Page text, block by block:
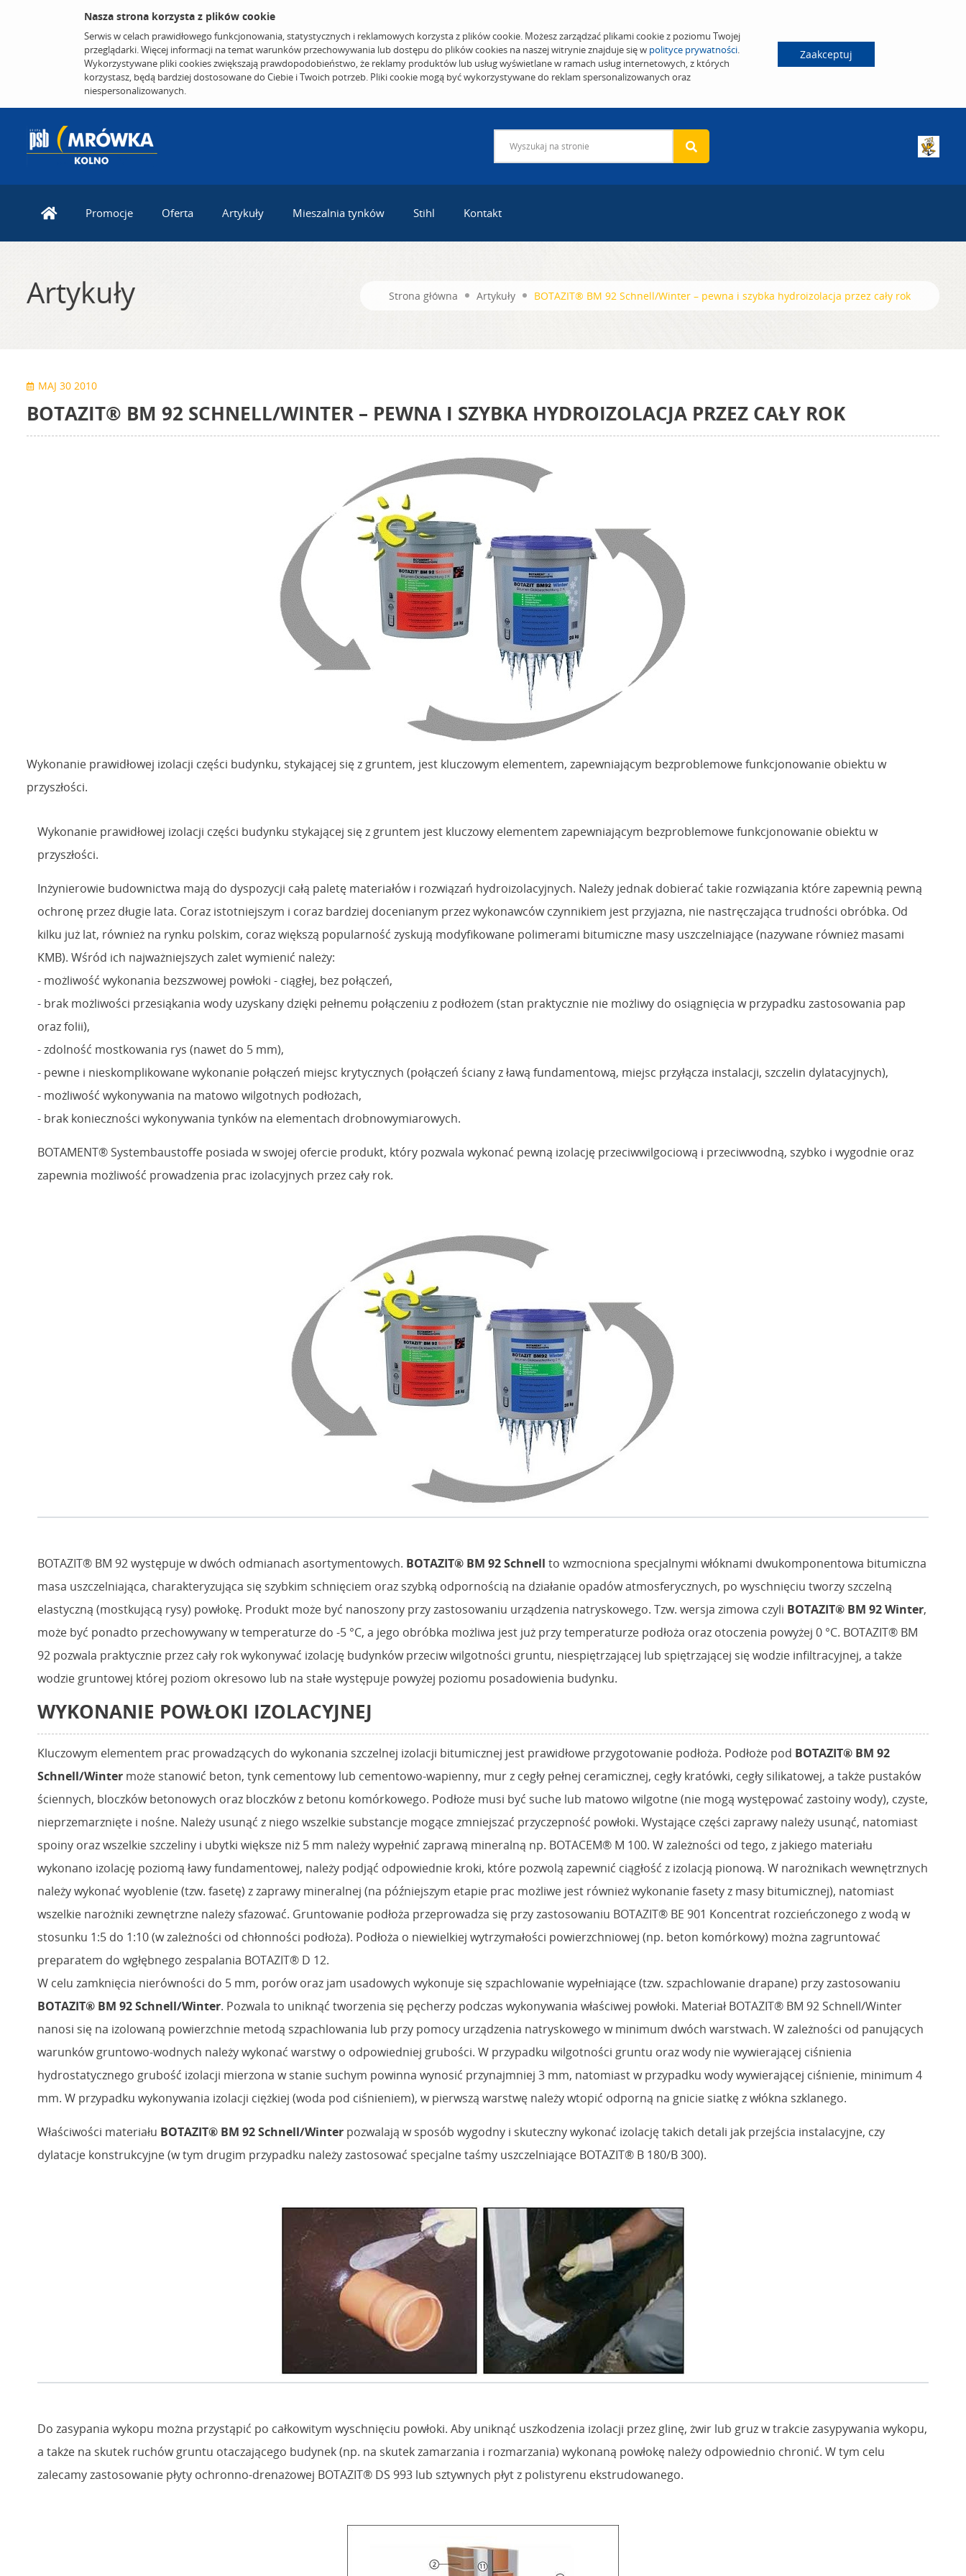
Nasza strona korzysta z plików cookie
Serwis w celach prawidłowego funkcjonowania, statystycznych i reklamowych korzysta z plików cookie. Możesz zarządzać plikami cookie z poziomu Twojej
przeglądarki. Więcej informacji na temat warunków przechowywania lub dostępu do plików cookies na naszej witrynie znajduje się w polityce prywatności.
Wykorzystywane pliki cookies zwiększają prawdopodobieństwo, że reklamy produktów lub usług wyświetlane w ramach usług internetowych, z których
korzystasz, będą bardziej dostosowane do Ciebie i Twoich potrzeb. Pliki cookie mogą być wykorzystywane do reklam spersonalizowanych oraz
niespersonalizowanych.
Zaakceptuj
Promocje Oferta Artykuły Mieszalnia tynków Stihl Kontakt
Artykuły Strona główna Artykuły BOTAZIT® BM 92 Schnell/Winter – pewna i szybka hydroizolacja przez cały rok
MAJ 30 2010
BOTAZIT® BM 92 SCHNELL/WINTER – PEWNA I SZYBKA HYDROIZOLACJA PRZEZ CAŁY ROK
Wykonanie prawidłowej izolacji części budynku, stykającej się z gruntem, jest kluczowym elementem, zapewniającym bezproblemowe funkcjonowanie obiektu w
przyszłości.
Wykonanie prawidłowej izolacji części budynku stykającej się z gruntem jest kluczowy elementem zapewniającym bezproblemowe funkcjonowanie obiektu w
przyszłości.
Inżynierowie budownictwa mają do dyspozycji całą paletę materiałów i rozwiązań hydroizolacyjnych. Należy jednak dobierać takie rozwiązania które zapewnią pewną
ochronę przez długie lata. Coraz istotniejszym i coraz bardziej docenianym przez wykonawców czynnikiem jest przyjazna, nie nastręczająca trudności obróbka. Od
kilku już lat, również na rynku polskim, coraz większą popularność zyskują modyfikowane polimerami bitumiczne masy uszczelniające (nazywane również masami
KMB). Wśród ich najważniejszych zalet wymienić należy:
- możliwość wykonania bezszwowej powłoki - ciągłej, bez połączeń,
- brak możliwości przesiąkania wody uzyskany dzięki pełnemu połączeniu z podłożem (stan praktycznie nie możliwy do osiągnięcia w przypadku zastosowania pap
oraz folii),
- zdolność mostkowania rys (nawet do 5 mm),
- pewne i nieskomplikowane wykonanie połączeń miejsc krytycznych (połączeń ściany z ławą fundamentową, miejsc przyłącza instalacji, szczelin dylatacyjnych),
- możliwość wykonywania na matowo wilgotnych podłożach,
- brak konieczności wykonywania tynków na elementach drobnowymiarowych.
BOTAMENT® Systembaustoffe posiada w swojej ofercie produkt, który pozwala wykonać pewną izolację przeciwwilgociową i przeciwwodną, szybko i wygodnie oraz
zapewnia możliwość prowadzenia prac izolacyjnych przez cały rok.
BOTAZIT® BM 92 występuje w dwóch odmianach asortymentowych. BOTAZIT® BM 92 Schnell to wzmocniona specjalnymi włóknami dwukomponentowa bitumiczna
masa uszczelniająca, charakteryzująca się szybkim schnięciem oraz szybką odpornością na działanie opadów atmosferycznych, po wyschnięciu tworzy szczelną
elastyczną (mostkującą rysy) powłokę. Produkt może być nanoszony przy zastosowaniu urządzenia natryskowego. Tzw. wersja zimowa czyli BOTAZIT® BM 92 Winter,
może być ponadto przechowywany w temperaturze do -5 °C, a jego obróbka możliwa jest już przy temperaturze podłoża oraz otoczenia powyżej 0 °C. BOTAZIT® BM
92 pozwala praktycznie przez cały rok wykonywać izolację budynków przeciw wilgotności gruntu, niespiętrzającej lub spiętrzającej się wodzie infiltracyjnej, a także
wodzie gruntowej której poziom okresowo lub na stałe występuje powyżej poziomu posadowienia budynku.
WYKONANIE POWŁOKI IZOLACYJNEJ
Kluczowym elementem prac prowadzących do wykonania szczelnej izolacji bitumicznej jest prawidłowe przygotowanie podłoża. Podłoże pod BOTAZIT® BM 92
Schnell/Winter może stanowić beton, tynk cementowy lub cementowo-wapienny, mur z cegły pełnej ceramicznej, cegły kratówki, cegły silikatowej, a także pustaków
ściennych, bloczków betonowych oraz bloczków z betonu komórkowego. Podłoże musi być suche lub matowo wilgotne (nie mogą występować zastoiny wody), czyste,
nieprzemarznięte i nośne. Należy usunąć z niego wszelkie substancje mogące zmniejszać przyczepność powłoki. Wystające części zaprawy należy usunąć, natomiast
spoiny oraz wszelkie szczeliny i ubytki większe niż 5 mm należy wypełnić zaprawą mineralną np. BOTACEM® M 100. W zależności od tego, z jakiego materiału
wykonano izolację poziomą ławy fundamentowej, należy podjąć odpowiednie kroki, które pozwolą zapewnić ciągłość z izolacją pionową. W narożnikach wewnętrznych
należy wykonać wyoblenie (tzw. fasetę) z zaprawy mineralnej (na późniejszym etapie prac możliwe jest również wykonanie fasety z masy bitumicznej), natomiast
wszelkie narożniki zewnętrzne należy sfazować. Gruntowanie podłoża przeprowadza się przy zastosowaniu BOTAZIT® BE 901 Koncentrat rozcieńczonego z wodą w
stosunku 1:5 do 1:10 (w zależności od chłonności podłoża). Podłoża o niewielkiej wytrzymałości powierzchniowej (np. beton komórkowy) można zagruntować
preparatem do wgłębnego zespalania BOTAZIT® D 12.
W celu zamknięcia nierówności do 5 mm, porów oraz jam usadowych wykonuje się szpachlowanie wypełniające (tzw. szpachlowanie drapane) przy zastosowaniu
BOTAZIT® BM 92 Schnell/Winter. Pozwala to uniknąć tworzenia się pęcherzy podczas wykonywania właściwej powłoki. Materiał BOTAZIT® BM 92 Schnell/Winter
nanosi się na izolowaną powierzchnie metodą szpachlowania lub przy pomocy urządzenia natryskowego w minimum dwóch warstwach. W zależności od panujących
warunków gruntowo-wodnych należy wykonać warstwy o odpowiedniej grubości. W przypadku wilgotności gruntu oraz wody nie wywierającej ciśnienia
hydrostatycznego grubość izolacji mierzona w stanie suchym powinna wynosić przynajmniej 3 mm, natomiast w przypadku wody wywierającej ciśnienie, minimum 4
mm. W przypadku wykonywania izolacji ciężkiej (woda pod ciśnieniem), w pierwszą warstwę należy wtopić odporną na gnicie siatkę z włókna szklanego.
Właściwości materiału BOTAZIT® BM 92 Schnell/Winter pozwalają w sposób wygodny i skuteczny wykonać izolację takich detali jak przejścia instalacyjne, czy
dylatacje konstrukcyjne (w tym drugim przypadku należy zastosować specjalne taśmy uszczelniające BOTAZIT® B 180/B 300).
Do zasypania wykopu można przystąpić po całkowitym wyschnięciu powłoki. Aby uniknąć uszkodzenia izolacji przez glinę, żwir lub gruz w trakcie zasypywania wykopu,
a także na skutek ruchów gruntu otaczającego budynek (np. na skutek zamarzania i rozmarzania) wykonaną powłokę należy odpowiednio chronić. W tym celu
zalecamy zastosowanie płyty ochronno-drenażowej BOTAZIT® DS 993 lub sztywnych płyt z polistyrenu ekstrudowanego.